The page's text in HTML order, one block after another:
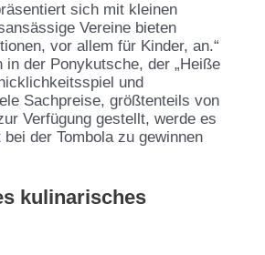
sich mit kleinen
Vereine bieten
vor allem für Kinder, an.“
in der Ponykutsche, der „Heiße
und
Sachpreise, größtenteils von
Verfügung gestellt, werde es
bei der Tombola zu gewinnen
kulinarisches